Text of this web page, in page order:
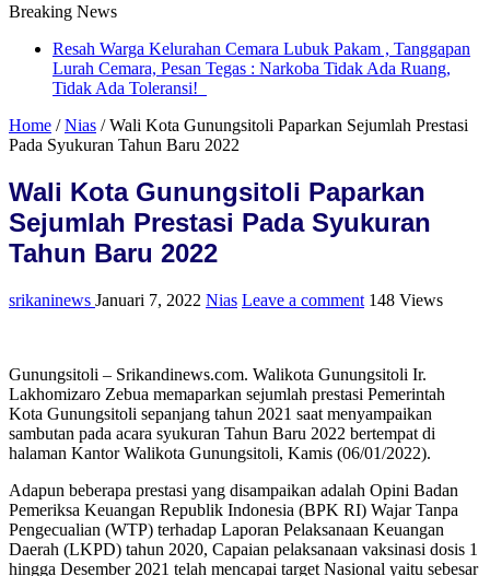
Breaking News
Resah Warga Kelurahan Cemara Lubuk Pakam , Tanggapan
Lurah Cemara, Pesan Tegas : Narkoba Tidak Ada Ruang,
Tidak Ada Toleransi!
Home / Nias / Wali Kota Gunungsitoli Paparkan Sejumlah Prestasi
Pada Syukuran Tahun Baru 2022
Wali Kota Gunungsitoli Paparkan
Sejumlah Prestasi Pada Syukuran
Tahun Baru 2022
srikaninews Januari 7, 2022 Nias Leave a comment 148 Views
Gunungsitoli – Srikandinews.com. Walikota Gunungsitoli Ir.
Lakhomizaro Zebua memaparkan sejumlah prestasi Pemerintah
Kota Gunungsitoli sepanjang tahun 2021 saat menyampaikan
sambutan pada acara syukuran Tahun Baru 2022 bertempat di
halaman Kantor Walikota Gunungsitoli, Kamis (06/01/2022).
Adapun beberapa prestasi yang disampaikan adalah Opini Badan
Pemeriksa Keuangan Republik Indonesia (BPK RI) Wajar Tanpa
Pengecualian (WTP) terhadap Laporan Pelaksanaan Keuangan
Daerah (LKPD) tahun 2020, Capaian pelaksanaan vaksinasi dosis 1
hingga Desember 2021 telah mencapai target Nasional yaitu sebesar